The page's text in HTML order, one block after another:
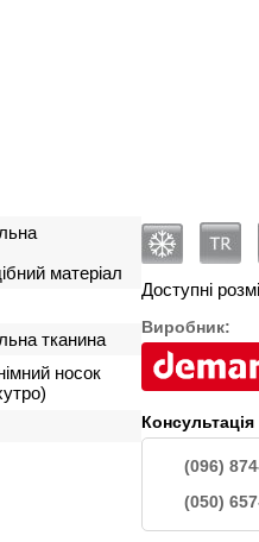
матеріал
тканина
носок
Доступні
Виробник:
(096)
(050)